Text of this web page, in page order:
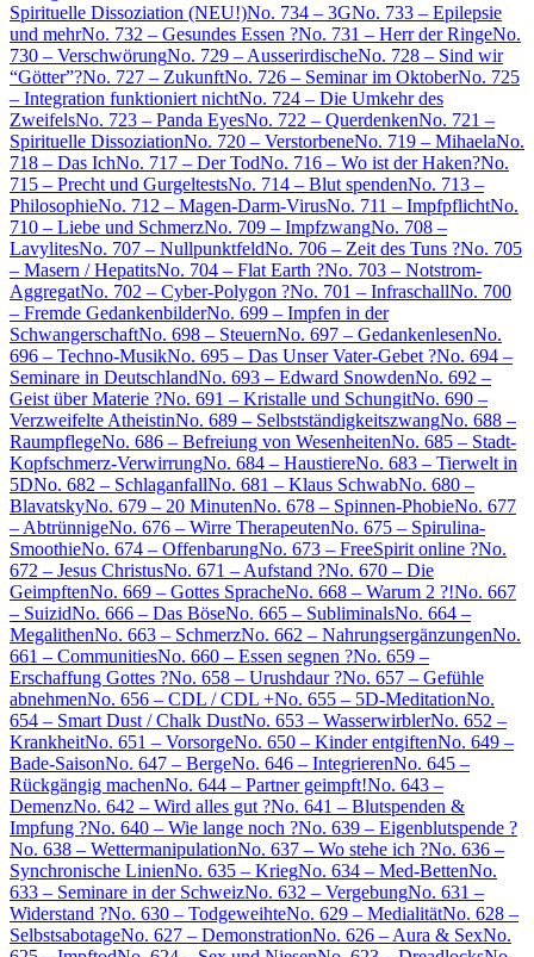
Spirituelle Dissoziation (NEU!)No. 734 – 3GNo. 733 – Epilepsie
und mehrNo. 732 – Gesundes Essen ?No. 731 – Herr der RingeNo.
730 – VerschwörungNo. 729 – AusserirdischeNo. 728 – Sind wir
“Götter”?No. 727 – ZukunftNo. 726 – Seminar im OktoberNo. 725
– Integration funktioniert nichtNo. 724 – Die Umkehr des
ZweifelsNo. 723 – Panda EyesNo. 722 – QuerdenkenNo. 721 –
Spirituelle DissoziationNo. 720 – VerstorbeneNo. 719 – MihaelaNo.
718 – Das IchNo. 717 – Der TodNo. 716 – Wo ist der Haken?No.
715 – Precht und GurgeltestsNo. 714 – Blut spendenNo. 713 –
PhilosophieNo. 712 – Magen-Darm-VirusNo. 711 – ImpfpflichtNo.
710 – Liebe und SchmerzNo. 709 – ImpfzwangNo. 708 –
LavylitesNo. 707 – NullpunktfeldNo. 706 – Zeit des Tuns ?No. 705
– Masern / HepatitsNo. 704 – Flat Earth ?No. 703 – Notstrom-
AggregatNo. 702 – Cyber-Polygon ?No. 701 – InfraschallNo. 700
– Fremde GedankenbilderNo. 699 – Impfen in der
SchwangerschaftNo. 698 – SteuernNo. 697 – GedankenlesenNo.
696 – Techno-MusikNo. 695 – Das Unser Vater-Gebet ?No. 694 –
Seminare in DeutschlandNo. 693 – Edward SnowdenNo. 692 –
Geist über Materie ?No. 691 – Kristalle und SchungitNo. 690 –
Verzweifelte AtheistinNo. 689 – SelbstständigkeitszwangNo. 688 –
RaumpflegeNo. 686 – Befreiung von WesenheitenNo. 685 – Stadt-
Kopfschmerz-VerwirrungNo. 684 – HaustiereNo. 683 – Tierwelt in
5DNo. 682 – SchlaganfallNo. 681 – Klaus SchwabNo. 680 –
BlavatskyNo. 679 – 20 MinutenNo. 678 – Spinnen-PhobieNo. 677
– AbtrünnigeNo. 676 – Wirre TherapeutenNo. 675 – Spirulina-
SmoothieNo. 674 – OffenbarungNo. 673 – FreeSpirit online ?No.
672 – Jesus ChristusNo. 671 – Aufstand ?No. 670 – Die
GeimpftenNo. 669 – Gottes SpracheNo. 668 – Warum 2 ?!No. 667
– SuizidNo. 666 – Das BöseNo. 665 – SubliminalsNo. 664 –
MegalithenNo. 663 – SchmerzNo. 662 – NahrungsergänzungenNo.
661 – CommunitiesNo. 660 – Essen segnen ?No. 659 –
Erschaffung Gottes ?No. 658 – Urushdaur ?No. 657 – Gefühle
abnehmenNo. 656 – CDL / CDL +No. 655 – 5D-MeditationNo.
654 – Smart Dust / Chalk DustNo. 653 – WasserwirblerNo. 652 –
KrankheitNo. 651 – VorsorgeNo. 650 – Kinder entgiftenNo. 649 –
Bade-SaisonNo. 647 – BergeNo. 646 – IntegrierenNo. 645 –
Rückgängig machenNo. 644 – Partner geimpft!No. 643 –
DemenzNo. 642 – Wird alles gut ?No. 641 – Blutspenden &
Impfung ?No. 640 – Wie lange noch ?No. 639 – Eigenblutspende ?
No. 638 – WettermanipulationNo. 637 – Wo stehe ich ?No. 636 –
Synchronische LinienNo. 635 – KriegNo. 634 – Med-BettenNo.
633 – Seminare in der SchweizNo. 632 – VergebungNo. 631 –
Widerstand ?No. 630 – TodgeweihteNo. 629 – MedialitätNo. 628 –
SelbstsabotageNo. 627 – DemonstrationNo. 626 – Aura & SexNo.